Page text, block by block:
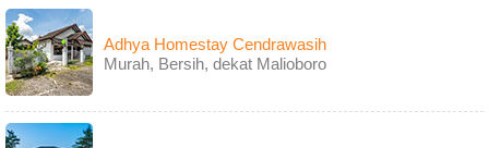
Adhya Homestay Cendrawasih
Murah, Bersih, dekat Malioboro